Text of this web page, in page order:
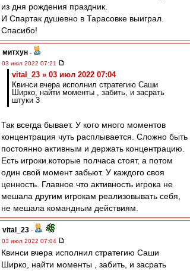
из дня рождения праздник.
И Спартак душевно в Тарасовке выиграл.
Спасибо!
митхун -
03 июл 2022 07:21
vital_23 » 03 июл 2022 07:04
Квинси вчера исполнил стратегию Саши
Ширко, найти моменты , забить, и засрать
штуки 3
Так всегда бывает. У кого много моментов
концентрация чуть расплывается. Сложно быть
постоянно активным и держать концентрацию.
Есть игроки.которые полчаса стоят, а потом
один свой момент забьют. У каждого своя
ценность. Главное что активность игрока не
мешала другим игрокам реализовывать себя,
не мешала командным действиям.
vital_23 -
03 июл 2022 07:04
Квинси вчера исполнил стратегию Саши
Ширко, найти моменты , забить, и засрать